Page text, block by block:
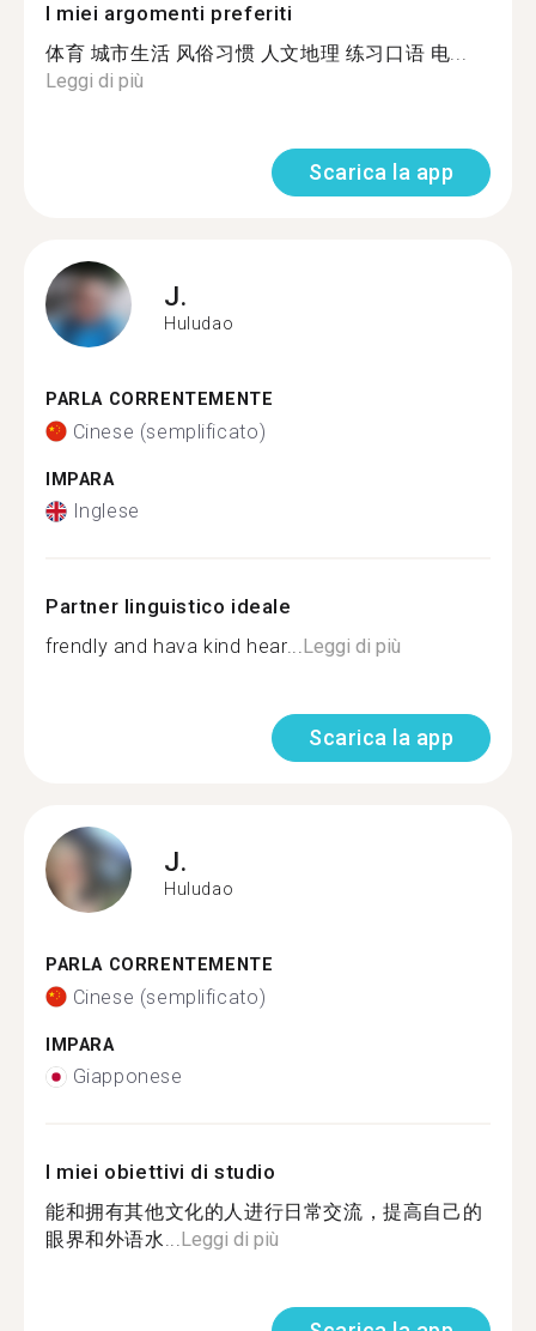
I miei argomenti preferiti
体育 城市生活 风俗习惯 人文地理 练习口语 电...
Leggi di più
Scarica la app
J.
Huludao
PARLA CORRENTEMENTE
Cinese (semplificato)
IMPARA
Inglese
Partner linguistico ideale
frendly and hava kind hear...Leggi di più
Scarica la app
J.
Huludao
PARLA CORRENTEMENTE
Cinese (semplificato)
IMPARA
Giapponese
I miei obiettivi di studio
能和拥有其他文化的人进行日常交流，提高自己的
眼界和外语水...Leggi di più